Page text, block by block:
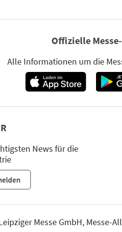
Offizielle
Alle Informationen um die
News für die
Messe GmbH, Messe-